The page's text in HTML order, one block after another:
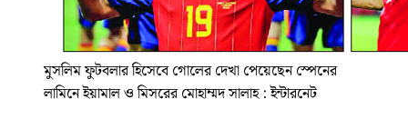
মুসলিম ফুটবলার হিসেবে গোলের দেখা পেয়েছেন স্পেনের
লামিনে ইয়ামাল ও মিসরের মোহাম্মদ সালাহ : ইন্টারনেট